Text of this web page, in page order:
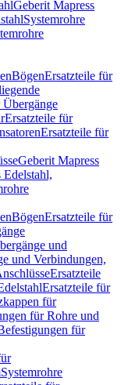
Geberit Mapress
Systemrohre
BögenErsatzteile für
Ersatzteile für
Ersatzteile für
Geberit Mapress
Edelstahl,
BögenErsatzteile für
und
und Verbindungen,
Ersatzteile
Ersatzteile für
für
für Rohre und
für
Systemrohre